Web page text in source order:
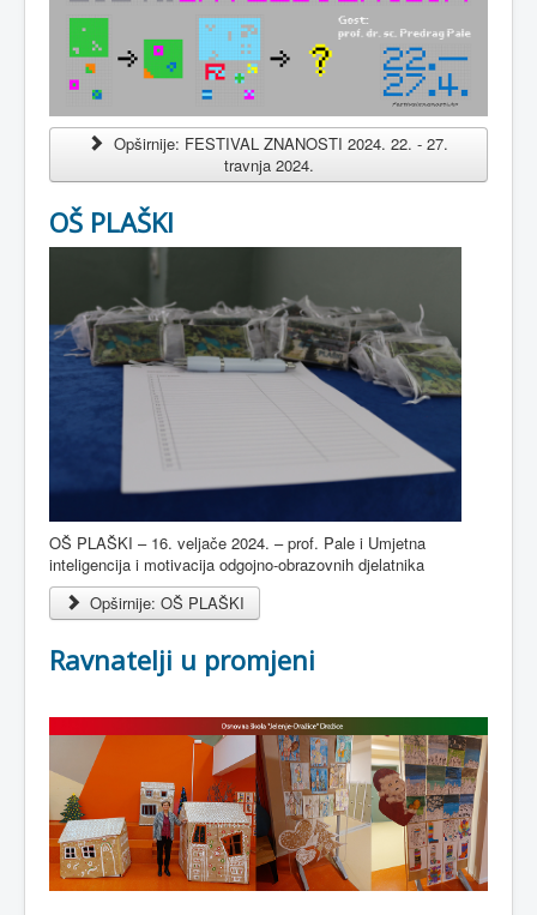
Opširnije: FESTIVAL ZNANOSTI 2024. 22. - 27.
travnja 2024.
OŠ PLAŠKI
OŠ PLAŠKI – 16. veljače 2024. – prof. Pale i Umjetna
inteligencija i motivacija odgojno-obrazovnih djelatnika
Opširnije: OŠ PLAŠKI
Ravnatelji u promjeni